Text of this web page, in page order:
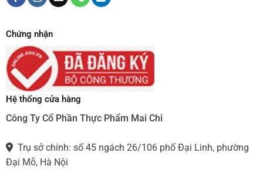
Chứng nhận
Hệ thống cửa hàng
Công Ty Cổ Phần Thực Phẩm Mai Chi
Trụ sở chính: số 45 ngách 26/106 phố Đại Linh, phường
Đại Mỗ, Hà Nội